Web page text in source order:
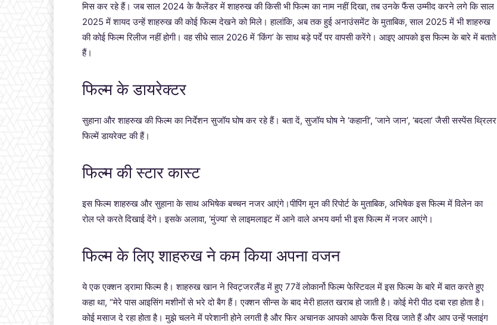
मिस कर रहे हैं। जब साल 2024 के कैलेंडर में शाहरुख की किसी भी फिल्म का नाम नहीं दिखा, तब उनके फैंस उम्मीद करने लगे कि साल
2025 में शायद उन्हें शाहरुख की कोई फिल्म देखने को मिले। हालांकि, अब तक हुई अनाउंसमेंट के मुताबिक, साल 2025 में भी शाहरुख
की कोई फिल्म रिलीज नहीं होगी। वह सीधे साल 2026 में ‘किंग’ के साथ बड़े पर्दे पर वापसी करेंगे। आइए आपको इस फिल्म के बारे में बताते
हैं।
फिल्म के डायरेक्टर
सुहाना और शाहरुख की फिल्म का निर्देशन सुजॉय घोष कर रहे हैं। बता दें, सुजॉय घोष ने ‘कहानी’, ‘जाने जान’, ‘बदला’ जैसी सस्पेंस थ्रिलर
फिल्में डायरेक्ट की हैं।
फिल्म की स्टार कास्ट
इस फिल्म शाहरुख और सुहाना के साथ अभिषेक बच्चन नजर आएंगे।पीपिंग मून की रिपोर्ट के मुताबिक, अभिषेक इस फिल्म में विलेन का
रोल प्ले करते दिखाई देंगे। इसके अलावा, ‘मुंज्या’ से लाइमलाइट में आने वाले अभय वर्मा भी इस फिल्म में नजर आएंगे।
फिल्म के लिए शाहरुख ने कम किया अपना वजन
ये एक एक्शन ड्रामा फिल्म है। शाहरुख खान ने स्विट्जरलैंड में हुए 77वें लोकार्नो फिल्म फेस्टिवल में इस फिल्म के बारे में बात करते हुए
कहा था, “मेरे पास आइसिंग मशीनों से भरे दो बैग हैं। एक्शन सीन्स के बाद मेरी हालत खराब हो जाती है। कोई मेरी पीठ दबा रहा होता है।
कोई मसाज दे रहा होता है। मुझे चलने में परेशानी होने लगती है और फिर अचानक आपको आपके फैंस दिख जाते हैं और आप उन्हें फ्लाइंग